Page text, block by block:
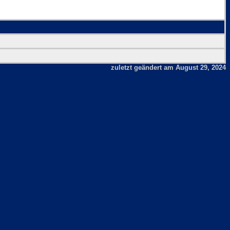
zuletzt geändert am August 29, 2024